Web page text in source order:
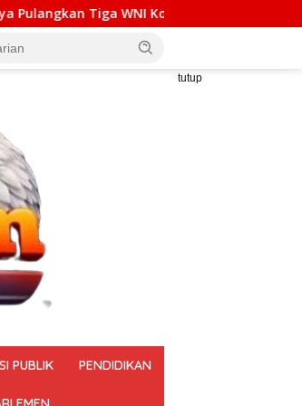
TPPO dari Libya
tutup
PUBLIK PENDIDIKAN